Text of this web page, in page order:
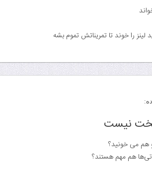
سخت نیست
هم می خونید؟
هم مهم هستند؟